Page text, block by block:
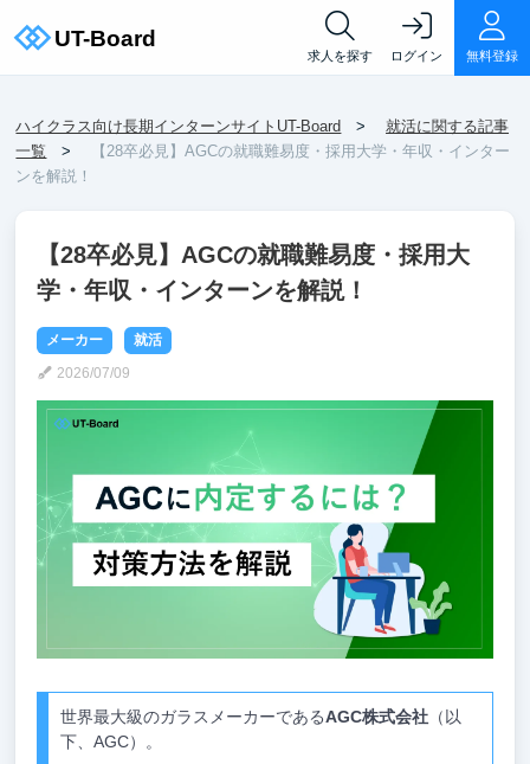
求人を探す ログイン 無料登録
ハイクラス向け長期インターンサイトUT-Board
就活に関する記事
一覧
【28卒必見】AGCの就職難易度・採用大学・年収・インター
ンを解説！
【28卒必見】AGCの就職難易度・採用大
学・年収・インターンを解説！
メーカー 就活
2026/07/09
世界最大級のガラスメーカーであるAGC株式会社（以
下、AGC）。